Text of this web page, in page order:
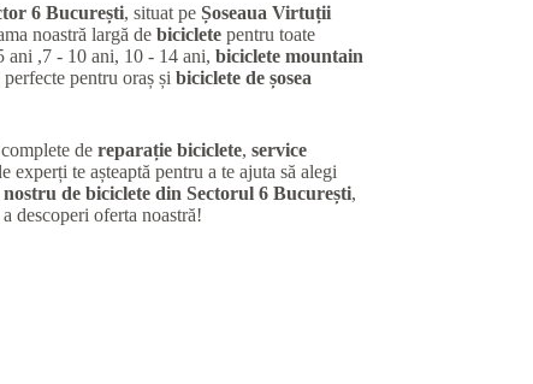
6 București, situat pe Șoseaua Virtuții
noastră largă de bicicletepentru toate
ani ,7 - 10 ani, 10 - 14 ani, biciclete mountain
perfecte pentru oraș și biciclete de șosea
de reparație biciclete, service
experți te așteaptă pentru a te ajuta să alegi
de biciclete din Sectorul 6 București,
descoperi oferta noastră!